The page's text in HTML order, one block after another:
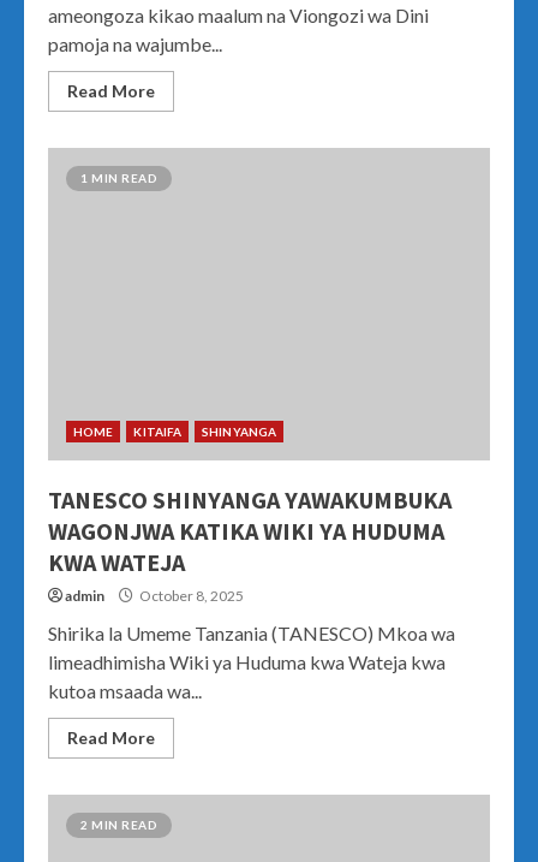
ameongoza kikao maalum na Viongozi wa Dini
pamoja na wajumbe...
Read More
1 MIN READ
HOME KITAIFA SHINYANGA
TANESCO SHINYANGA YAWAKUMBUKA
WAGONJWA KATIKA WIKI YA HUDUMA
KWA WATEJA
admin October 8, 2025
Shirika la Umeme Tanzania (TANESCO) Mkoa wa
limeadhimisha Wiki ya Huduma kwa Wateja kwa
kutoa msaada wa...
Read More
2 MIN READ